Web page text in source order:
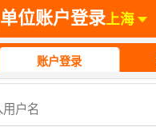
单位账户登录上海
账户登录